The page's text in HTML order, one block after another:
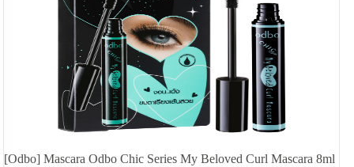
[Odbo] Mascara Odbo Chic Series My Beloved Curl Mascara 8ml